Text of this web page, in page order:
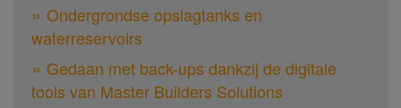
Ondergrondse opslagtanks en
waterreservoirs
Gedaan met back-ups dankzij de digitale
tools van Master Builders Solutions